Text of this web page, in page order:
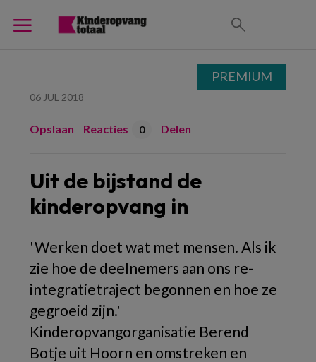
06 JUL 2018
Opslaan Reacties 0 Delen
Uit de bijstand de
kinderopvang in
'Werken doet wat met mensen. Als ik
zie hoe de deelnemers aan ons re-
integratietraject begonnen en hoe ze
gegroeid zijn.'
Kinderopvangorganisatie Berend
Botje uit Hoorn en omstreken en
PREMIUM